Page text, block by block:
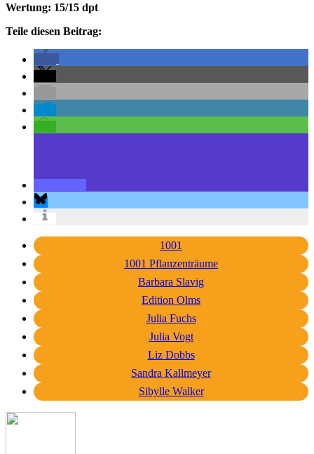
Wertung: 15/15 dpt
Teile diesen Beitrag:
1001
1001 Pflanzenträume
Barbara Slavig
Edition Olms
Julia Fuchs
Julia Vogt
Liz Dobbs
Sandra Kallmeyer
Sibylle Walker